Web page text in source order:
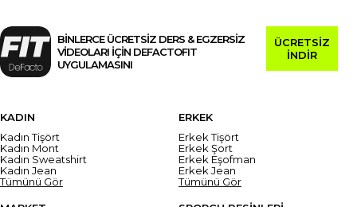
BİNLERCE ÜCRETSİZ DERS & EGZERSİZ
VİDEOLARI İÇİN DEFACTOFIT
UYGULAMASINI
ÜCRETSİZ
İNDİR
KADIN
Kadın Tişört
Kadın Mont
Kadın Sweatshirt
Kadın Jean
Tümünü Gör
ERKEK
Erkek Tişört
Erkek Şort
Erkek Eşofman
Erkek Jean
Tümünü Gör